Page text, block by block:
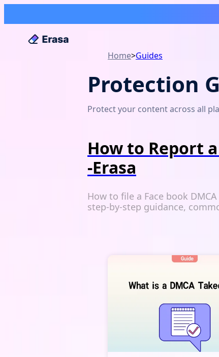
Home>Guides
Protection
Protect your content across all
How to Report
-Erasa
How to file a Face book
step-by-step guidance,